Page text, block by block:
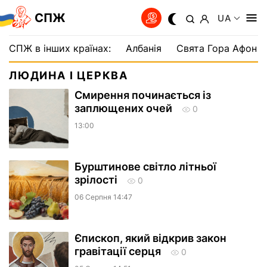
СПЖ UA
СПЖ в інших країнах: Албанія Свята Гора Афон
ЛЮДИНА І ЦЕРКВА
Смирення починається із
заплющених очей
0
13:00
Бурштинове світло літньої
зрілості
0
06 Серпня 14:47
Єпископ, який відкрив закон
гравітації серця
0